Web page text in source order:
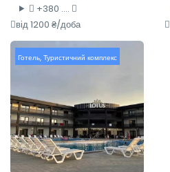
+380 ....
від 1200 ₴/доба
Готель, Туристичний комплекс